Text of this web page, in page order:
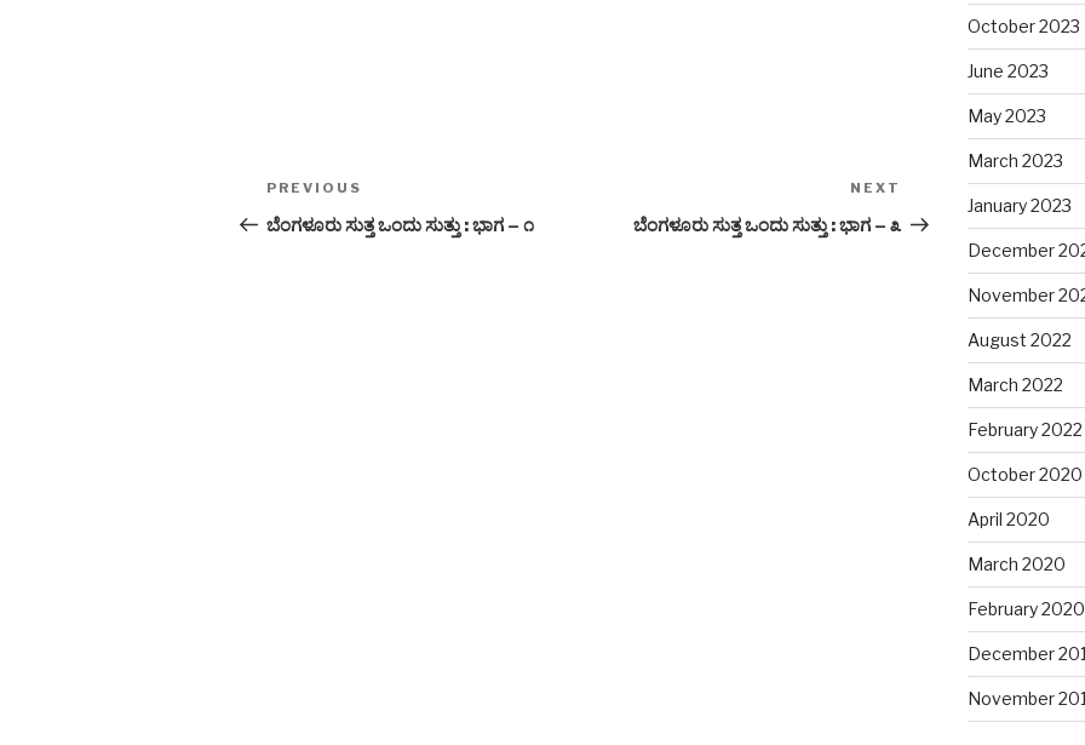
Post
navigation
Previous
Post
PREVIOUS
ಬೆಂಗಳೂರು ಸುತ್ತ ಒಂದು ಸುತ್ತು : ಭಾಗ – ೧
Post
NEXT
ಬೆಂಗಳೂರು ಸುತ್ತ ಒಂದು ಸುತ್ತು : ಭಾಗ – ೩
October 2023
June 2023
May 2023
March 2023
January 2023
December
November
August 2022
March 2022
February 2022
October 2020
April 2020
March 2020
February 2020
December
November